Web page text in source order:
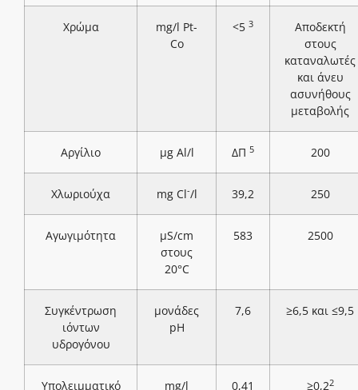
Χρώμα
mg/l Pt-
Co
<5 3
Αποδεκτή
στους
καταναλωτές
και άνευ
ασυνήθους
μεταβολής
Αργίλιο μg Al/l ΔΠ 5 200
Χλωριούχα mg Cl-/l 39,2 250
Αγωγιμότητα
μS/cm
στους
20°C
583 2500
Συγκέντρωση
ιόντων
υδρογόνου
μονάδες
pH
7,6 ≥6,5 και ≤9,5
Υπολειμματικό
mg/l 0,41 ≥0,22